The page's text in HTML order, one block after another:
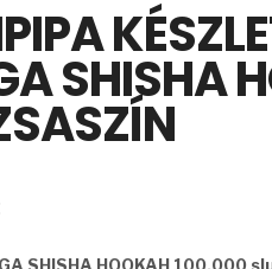
SHISHA
SHISHA HOOKAH 100.000